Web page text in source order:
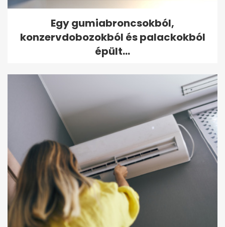
Egy gumiabroncsokból,
konzervdobozokból és palackokból
épült...